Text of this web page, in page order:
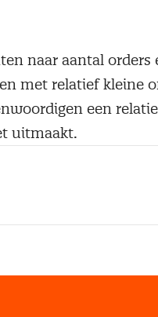
naar aantal
met relatief kleine
een
uitmaakt.